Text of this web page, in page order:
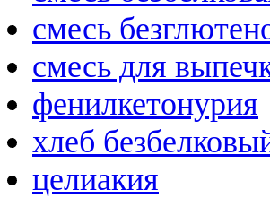
смесь
смесь для
фенилкетонурия
хлеб
целиакия